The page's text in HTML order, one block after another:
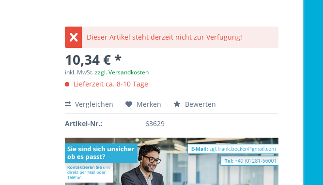
Dieser Artikel steht derzeit nicht zur Verfügung!
10,34 € *
inkl. MwSt.zzgl. Versandkosten
Lieferzeit ca. 8-10 Tage
Vergleichen Merken Bewerten
Artikel-Nr.: 63629